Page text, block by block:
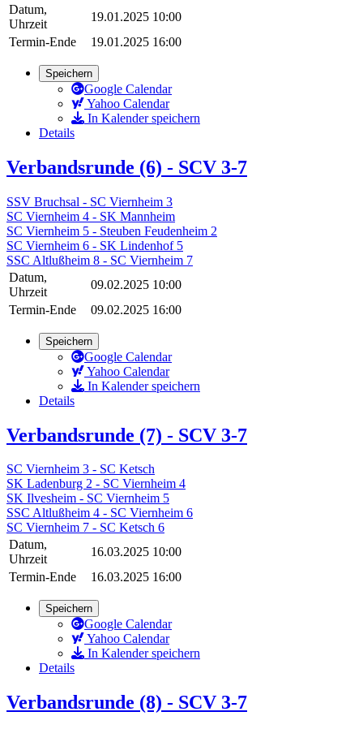
Datum,
Uhrzeit
19.01.2025 10:00
Termin-Ende
19.01.2025 16:00
Speichern
Google Calendar
Yahoo Calendar
In Kalender speichern
Details
Verbandsrunde (6) - SCV 3-7
SSV Bruchsal - SC Viernheim 3
SC Viernheim 4 - SK Mannheim
SC Viernheim 5 - Steuben Feudenheim 2
SC Viernheim 6 - SK Lindenhof 5
SSC Altlußheim 8 - SC Viernheim 7
Datum,
Uhrzeit
09.02.2025 10:00
Termin-Ende
09.02.2025 16:00
Speichern
Google Calendar
Yahoo Calendar
In Kalender speichern
Details
Verbandsrunde (7) - SCV 3-7
SC Viernheim 3 - SC Ketsch
SK Ladenburg 2 - SC Viernheim 4
SK Ilvesheim - SC Viernheim 5
SSC Altlußheim 4 - SC Viernheim 6
SC Viernheim 7 - SC Ketsch 6
Datum,
Uhrzeit
16.03.2025 10:00
Termin-Ende
16.03.2025 16:00
Speichern
Google Calendar
Yahoo Calendar
In Kalender speichern
Details
Verbandsrunde (8) - SCV 3-7